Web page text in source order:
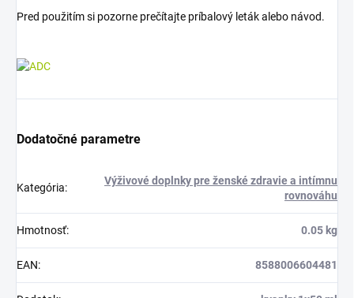
Pred použitím si pozorne prečítajte príbalový leták alebo návod.
Dodatočné parametre
Kategória:
Výživové doplnky pre ženské zdravie a intímnu
rovnováhu
Hmotnosť: 0.05 kg
EAN: 8588006604481